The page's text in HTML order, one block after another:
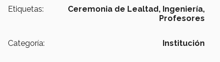
Etiquetas: Ceremonia de Lealtad, Ingeniería,
Profesores
Categoría: Institución